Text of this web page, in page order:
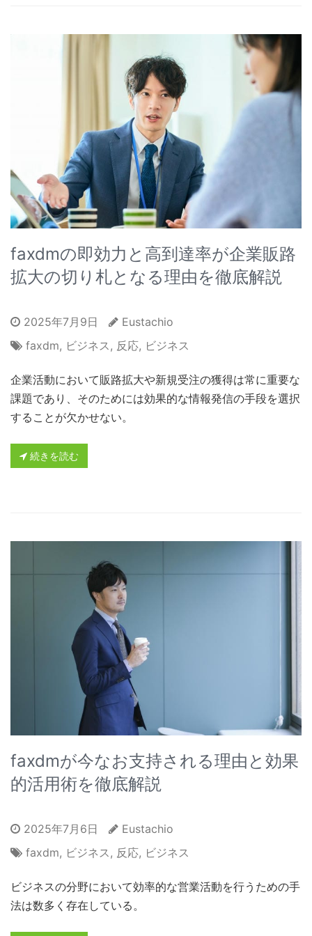
faxdmの即効力と高到達率が企業販路
拡大の切り札となる理由を徹底解説
2025年7月9日
Eustachio
faxdm, ビジネス, 反応, ビジネス
企業活動において販路拡大や新規受注の獲得は常に重要な
課題であり、そのためには効果的な情報発信の手段を選択
することが欠かせない。
続きを読む
faxdmが今なお支持される理由と効果
的活用術を徹底解説
2025年7月6日
Eustachio
faxdm, ビジネス, 反応, ビジネス
ビジネスの分野において効率的な営業活動を行うための手
法は数多く存在している。